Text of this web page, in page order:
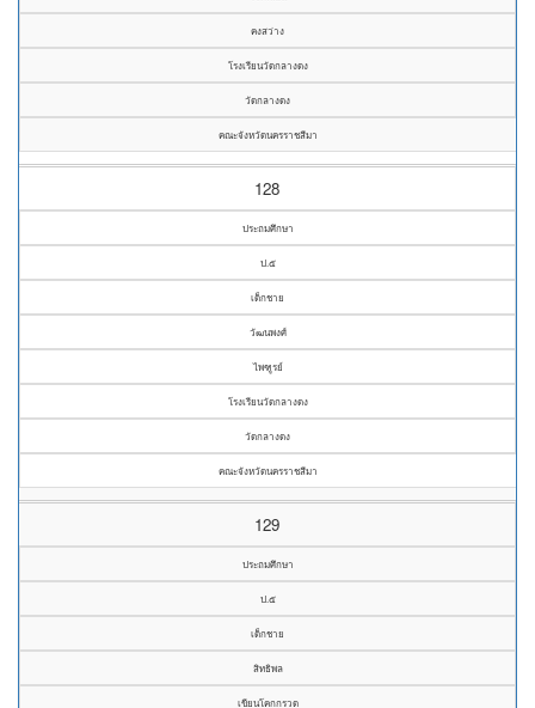
คงสว่าง
โรงเรียนวัดกลางดง
วัดกลางดง
คณะจังหวัดนครราชสีมา
128
ประถมศึกษา
ป.๕
เด็กชาย
วัฒนพงศ์
ไพฑูรย์
โรงเรียนวัดกลางดง
วัดกลางดง
คณะจังหวัดนครราชสีมา
129
ประถมศึกษา
ป.๕
เด็กชาย
สิทธิพล
เขียนโคกกรวด